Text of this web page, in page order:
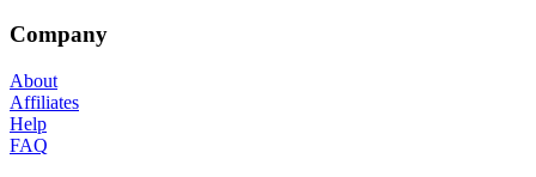
Company
About
Affiliates
Help
FAQ